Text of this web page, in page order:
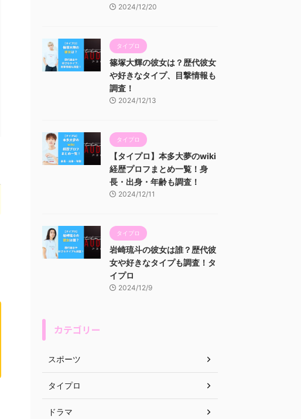
2024/12/20
タイプロ
篠塚大輝の彼女は？歴代彼女
や好きなタイプ、目撃情報も
調査！
2024/12/13
タイプロ
【タイプロ】本多大夢のwiki
経歴プロフまとめ一覧！身
長・出身・年齢も調査！
2024/12/11
タイプロ
岩崎琉斗の彼女は誰？歴代彼
女や好きなタイプも調査！タ
イプロ
2024/12/9
カテゴリー
スポーツ
タイプロ
ドラマ